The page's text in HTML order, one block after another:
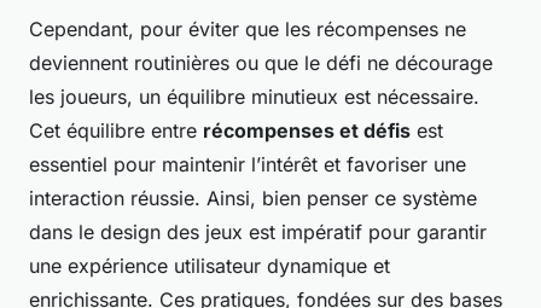
Cependant, pour éviter que les récompenses ne
deviennent routinières ou que le défi ne décourage
les joueurs, un équilibre minutieux est nécessaire.
Cet équilibre entre récompenses et défis est
essentiel pour maintenir l’intérêt et favoriser une
interaction réussie. Ainsi, bien penser ce système
dans le design des jeux est impératif pour garantir
une expérience utilisateur dynamique et
enrichissante. Ces pratiques, fondées sur des bases